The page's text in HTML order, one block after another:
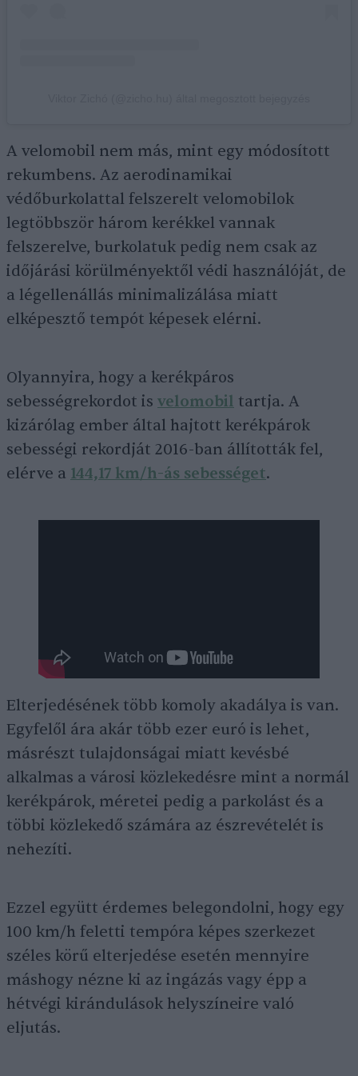
A velomobil nem más, mint egy módosított
rekumbens. Az aerodinamikai
védőburkolattal felszerelt velomobilok
legtöbbször három kerékkel vannak
felszerelve, burkolatuk pedig nem csak az
időjárási körülményektől védi használóját, de
a légellenállás minimalizálása miatt
elképesztő tempót képesek elérni.
Olyannyira, hogy a kerékpáros
sebességrekordot is velomobil tartja. A
kizárólag ember által hajtott kerékpárok
sebességi rekordját 2016-ban állították fel,
elérve a 144,17 km/h-ás sebességet.
Elterjedésének több komoly akadálya is van.
Egyfelől ára akár több ezer euró is lehet,
másrészt tulajdonságai miatt kevésbé
alkalmas a városi közlekedésre mint a normál
kerékpárok, méretei pedig a parkolást és a
többi közlekedő számára az észrevételét is
nehezíti.
Ezzel együtt érdemes belegondolni, hogy egy
100 km/h feletti tempóra képes szerkezet
széles körű elterjedése esetén mennyire
máshogy nézne ki az ingázás vagy épp a
hétvégi kirándulások helyszíneire való
eljutás.